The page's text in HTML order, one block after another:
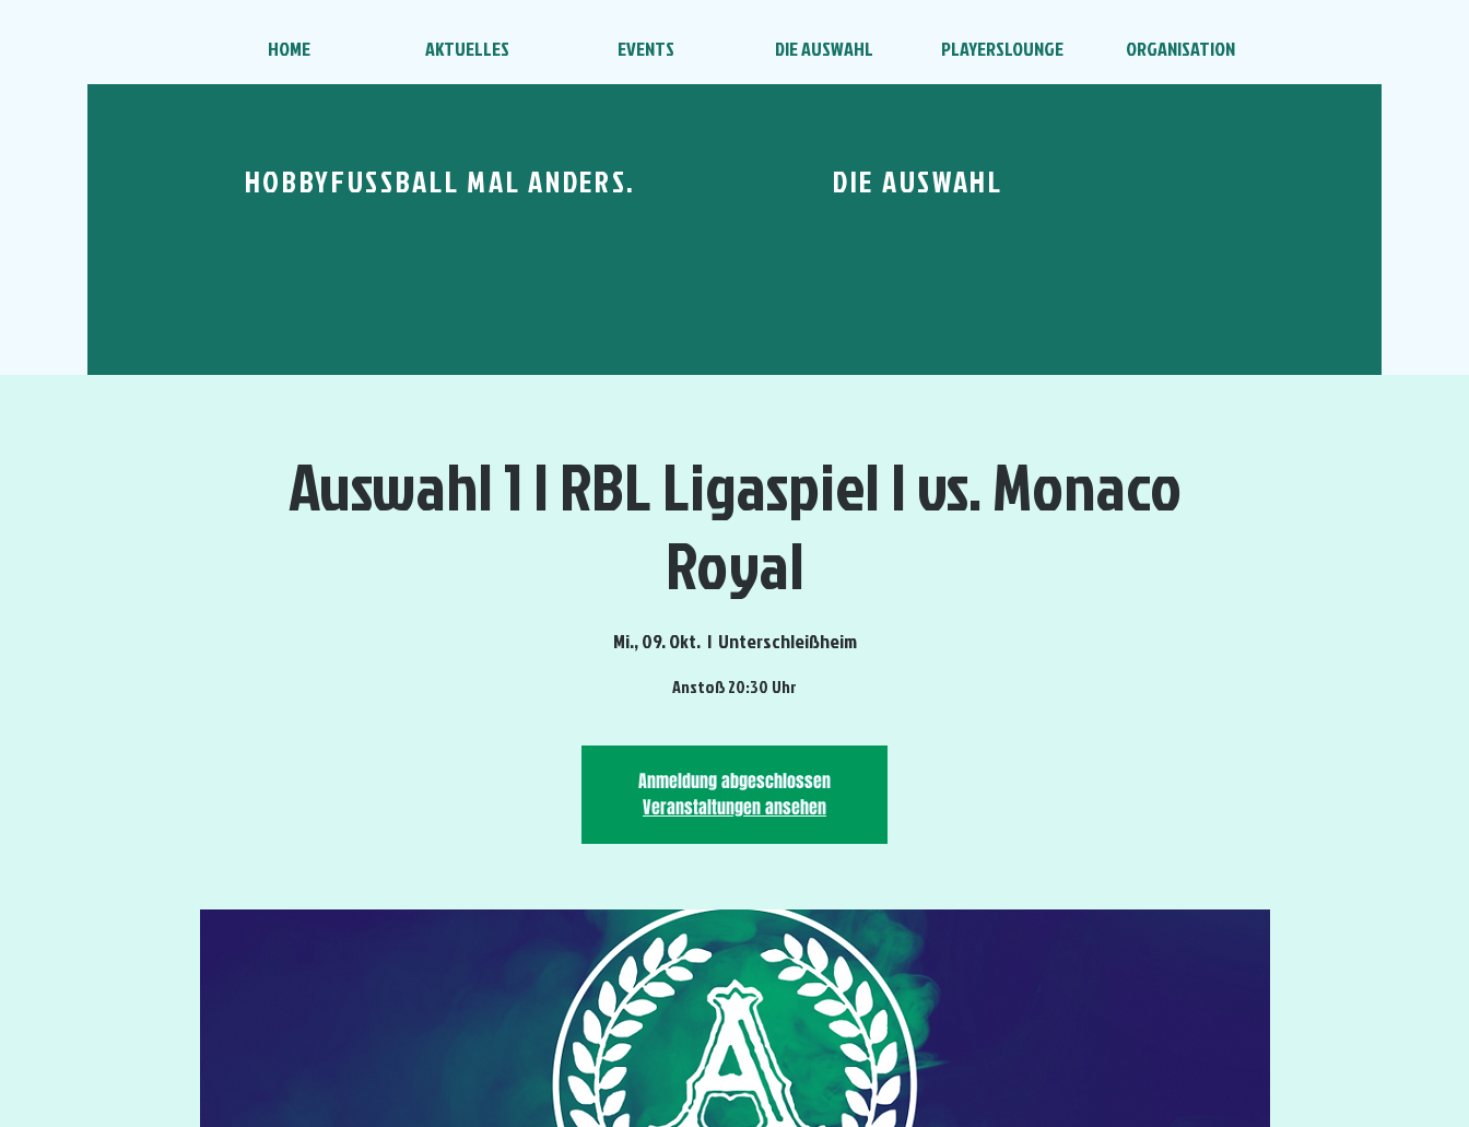
HOME AKTUELLES EVENTS DIE AUSWAHL PLAYERSLOUNGE ORGANISATION
HOBBYFUSSBALL MAL ANDERS. DIE AUSWAHL
Auswahl 1 | RBL Ligaspiel | vs. Monaco
Royal
Mi., 09. Okt.
  |
Unterschleißheim
Anstoß 20:30 Uhr
Anmeldung abgeschlossen
Veranstaltungen ansehen